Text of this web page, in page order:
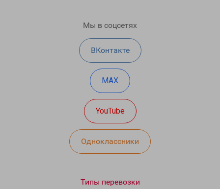
Мы в соцсетях
ВКонтакте
MAX
YouTube
Одноклассники
Типы перевозки